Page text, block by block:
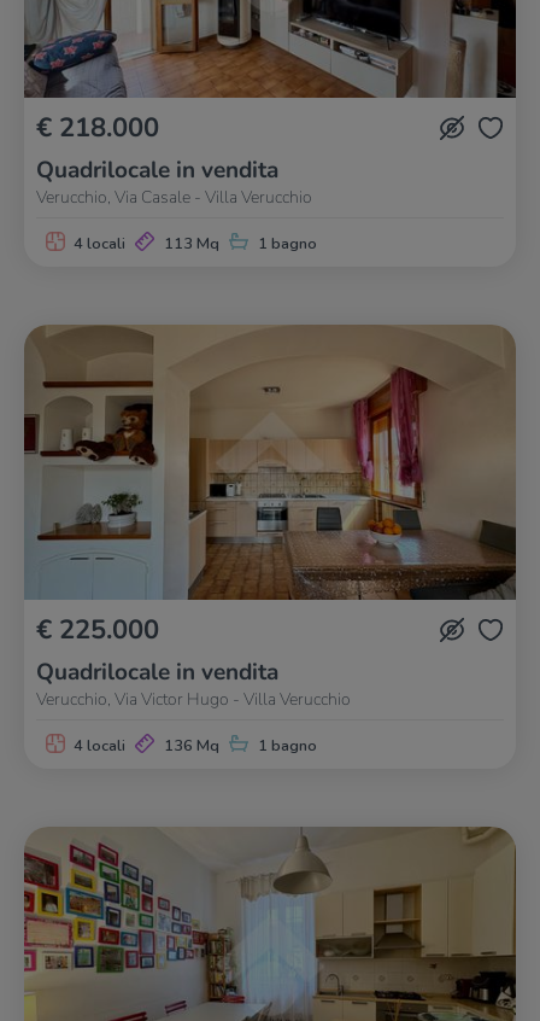
€ 218.000
Quadrilocale in vendita
Verucchio, Via Casale - Villa Verucchio
4 locali 113 Mq 1 bagno
€ 225.000
Quadrilocale in vendita
Verucchio, Via Victor Hugo - Villa Verucchio
4 locali 136 Mq 1 bagno